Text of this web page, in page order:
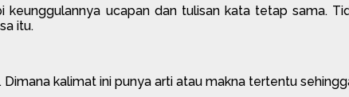
ucapan dan tulisan kata tetap sama.
itu.
kalimat ini punya arti atau makna tertentu